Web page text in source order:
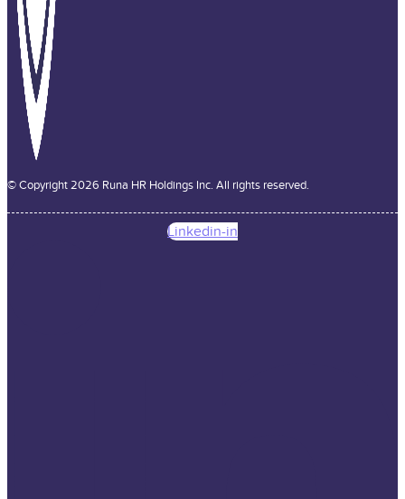
© Copyright 2026 Runa HR Holdings Inc. All rights reserved.
Linkedin-in